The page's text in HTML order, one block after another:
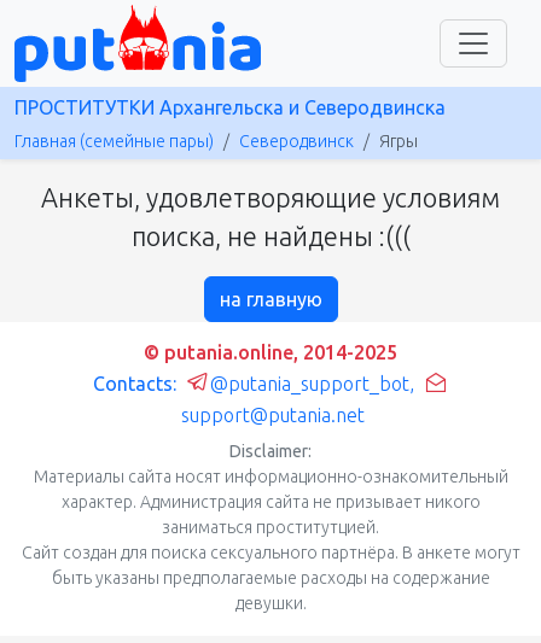
ПРОСТИТУТКИ Архангельска и Северодвинска
Главная (семейные пары) Северодвинск Ягры
Анкеты, удовлетворяющие условиям
поиска, не найдены :(((
на главную
© putania.online, 2014-2025
Contacts:
@putania_support_bot,
support@putania.net
Disclaimer:
Материалы сайта носят информационно-ознакомительный
характер. Администрация сайта не призывает никого
заниматься проститутцией.
Сайт создан для поиска сексуального партнёра. В анкете могут
быть указаны предполагаемые расходы на содержание
девушки.